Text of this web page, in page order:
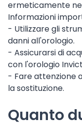
ermeticamente
Informazioni
- Utilizzare gli
danni all'orologio.
- Assicurarsi di
con l'orologio
- Fare attenzione
la sostituzione.
Quanto